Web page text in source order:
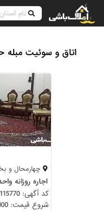
اتاق و سوئیت مبله
چهارمحال و
کد آگهی: 115770
شروع قیمت: 1,400,000 تومان